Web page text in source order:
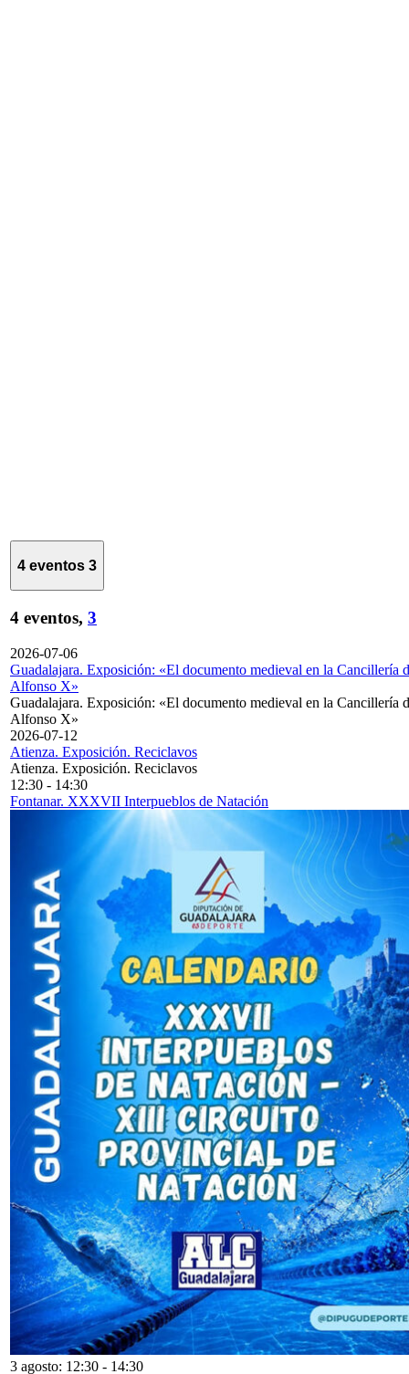
4 eventos 3
4 eventos, 3
2026-07-06
Guadalajara. Exposición: «El documento medieval en la Cancillería
Alfonso X»
Guadalajara. Exposición: «El documento medieval en la Cancillería
Alfonso X»
2026-07-12
Atienza. Exposición. Reciclavos
Atienza. Exposición. Reciclavos
12:30 - 14:30
Fontanar. XXXVII Interpueblos de Natación
3 agosto: 12:30 - 14:30